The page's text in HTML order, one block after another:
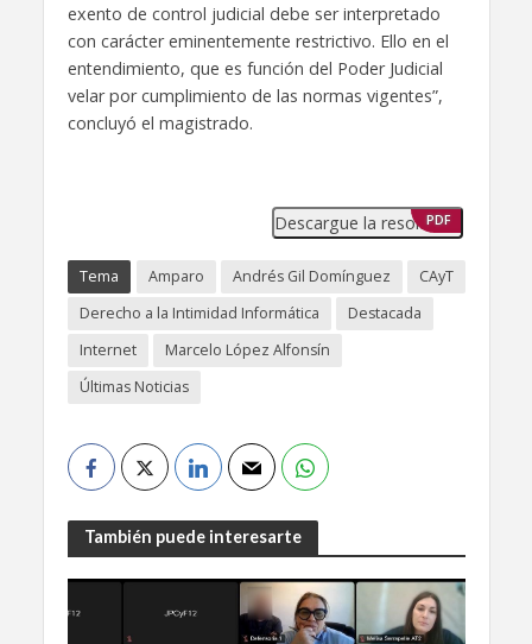
exento de control judicial debe ser interpretado
con carácter eminentemente restrictivo. Ello en el
entendimiento, que es función del Poder Judicial
velar por cumplimiento de las normas vigentes”,
concluyó el magistrado.
Descargue la resolución
PDF
Tema Amparo Andrés Gil Domínguez
CAyT
Derecho a la Intimidad Informática
Destacada
Internet
Marcelo López Alfonsín
Últimas Noticias
También puede interesarte